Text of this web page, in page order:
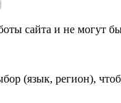
сайта и не могут
(язык, регион),